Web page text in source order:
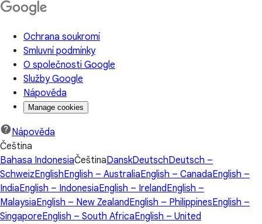
Ochrana soukromí
Smluvní podmínky
O společnosti Google
Služby Google
Nápověda
Manage cookies
Nápověda
Čeština
Bahasa IndonesiaČeštinaDanskDeutschDeutsch –
SchweizEnglishEnglish – AustraliaEnglish – CanadaEnglish –
IndiaEnglish – IndonesiaEnglish – IrelandEnglish –
MalaysiaEnglish – New ZealandEnglish – PhilippinesEnglish –
SingaporeEnglish – South AfricaEnglish – United